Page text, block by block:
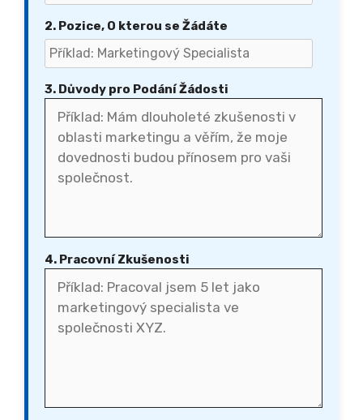
2. Pozice, O kterou se Žádáte
3. Důvody pro Podání Žádosti
4. Pracovní Zkušenosti